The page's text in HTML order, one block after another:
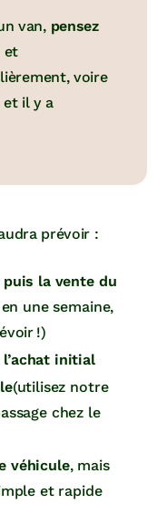
van, pensez
et
voire
et il y a
prévoir :
puis la vente du
une semaine,
!)
initial
(utilisez notre
chez le
véhicule, mais
et rapide